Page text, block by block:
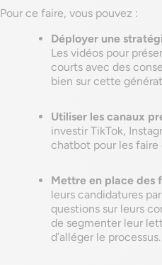
Pour ce faire, vous pouvez :
Déployer une
Les vidéos pour
courts avec des
bien sur cette
Utiliser les canaux
investir TikTok,
chatbot pour les faire
Mettre en place des
leurs candidatures
questions sur leurs
de segmenter leur
d’alléger le processus.